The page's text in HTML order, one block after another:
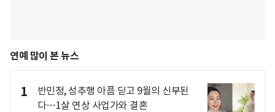
연예 많이 본 뉴스
1
반민정, 성추행 아픔 딛고 9월의 신부된
다…1살 연상 사업가와 결혼